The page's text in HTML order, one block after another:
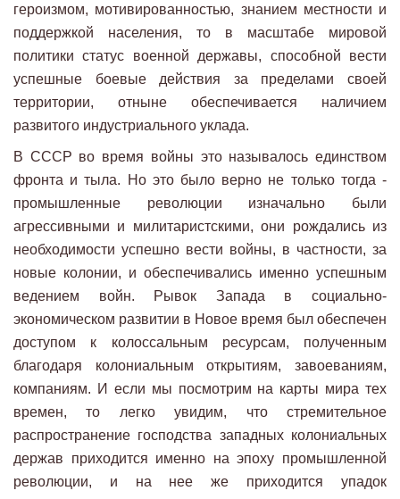
героизмом, мотивированностью, знанием местности и
поддержкой населения, то в масштабе мировой
политики статус военной державы, способной вести
успешные боевые действия за пределами своей
территории, отныне обеспечивается наличием
развитого индустриального уклада.
В СССР во время войны это называлось единством
фронта и тыла. Но это было верно не только тогда -
промышленные революции изначально были
агрессивными и милитаристскими, они рождались из
необходимости успешно вести войны, в частности, за
новые колонии, и обеспечивались именно успешным
ведением войн. Рывок Запада в социально-
экономическом развитии в Новое время был обеспечен
доступом к колоссальным ресурсам, полученным
благодаря колониальным открытиям, завоеваниям,
компаниям. И если мы посмотрим на карты мира тех
времен, то легко увидим, что стремительное
распространение господства западных колониальных
держав приходится именно на эпоху промышленной
революции, и на нее же приходится упадок